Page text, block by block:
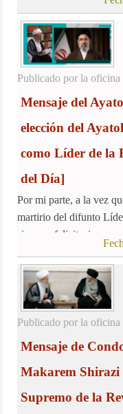
Publicado por la
Mensaje del
elección del
como Líder de la
del Día]
Por mi parte, a la vez
martirio del difunto
sinceras felicitaciones
Publicado por la
Mensaje de
Makarem
Supremo de la